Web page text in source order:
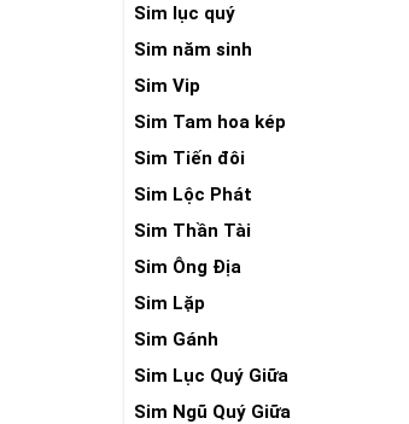
Sim lục quý
Sim năm sinh
Sim Vip
Sim Tam hoa kép
Sim Tiến đôi
Sim Lộc Phát
Sim Thần Tài
Sim Ông Địa
Sim Lặp
Sim Gánh
Sim Lục Quý Giữa
Sim Ngũ Quý Giữa